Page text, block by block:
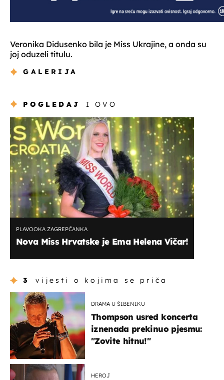
Veronika Didusenko bila je Miss Ukrajine, a onda su
joj oduzeli titulu.
GALERIJA
POGLEDAJ I OVO
PLAVOOKA ZAGREPČANKA
Nova Miss Hrvatske je Ema Helena Vičar!
3 vijesti o kojima se priča
DRAMA U ŠIBENIKU
Thompson usred koncerta
iznenada prekinuo pjesmu:
"Zovite hitnu!"
HEROJ